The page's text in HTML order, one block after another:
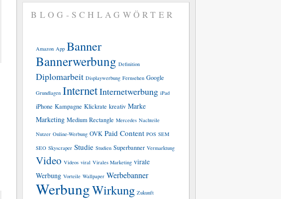
BLOG-SCHLAGWÖRTER
Amazon App Banner
Bannerwerbung Definition
Diplomarbeit Displaywerbung Fernsehen Google
Grundlagen InternetInternetwerbung iPad
iPhone Kampagne Klickrate kreativ Marke
Marketing Medium Rectangle Mercedes Nachteile
Nutzer Online-Werbung OVK Paid Content POS SEM
SEO Skyscraper Studie Studien Superbanner Vermarktung
Video Videos viral Virales Marketing virale
Werbung Vorteile Wallpaper Werbebanner
WerbungWirkung Zukunft